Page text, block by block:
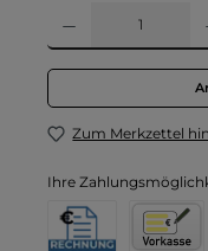
Produkt Anzahl: Gib
Zum Merkzettel
Ihre